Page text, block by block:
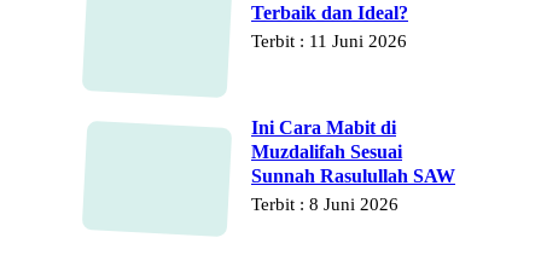
Terbaik dan Ideal?
Terbit : 11 Juni 2026
Ini Cara Mabit di
Muzdalifah Sesuai
Sunnah Rasulullah SAW
Terbit : 8 Juni 2026